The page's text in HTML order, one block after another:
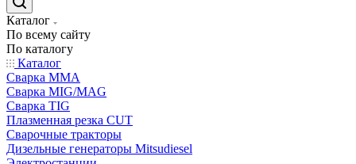
Каталог
По всему сайту
По каталогу
Каталог
Сварка MMA
Сварка MIG/MAG
Сварка TIG
Плазменная резка CUT
Сварочные тракторы
Дизельные генераторы Mitsudiesel